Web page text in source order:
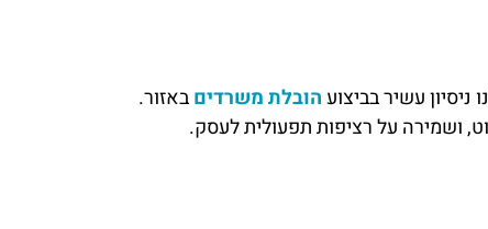
עשיר בביצועהובלת משרדיםבאזור.
ושמירה על רציפות תפעולית לעסק.